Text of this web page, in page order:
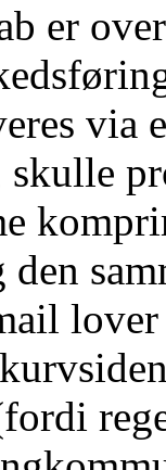
er
via